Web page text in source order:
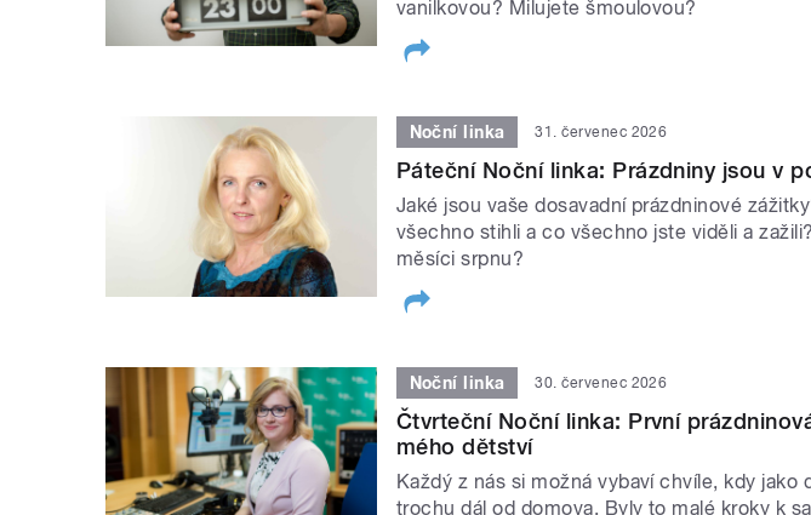
vanilkovou? Milujete šmoulovou?
Noční linka 31. červenec 2026
Páteční Noční linka: Prázdniny jsou v
Jaké jsou vaše dosavadní prázdninové
všechno stihli a co všechno jste viděli a
měsíci srpnu?
Noční linka 30. červenec 2026
Čtvrteční Noční linka: První
mého dětství
Každý z nás si možná vybaví chvíle, kdy jako
trochu dál od domova. Byly to malé kroky k